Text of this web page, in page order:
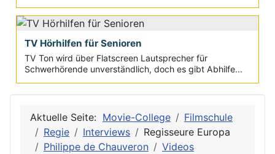
TV Hörhilfen für Senioren
TV Ton wird über Flatscreen Lautsprecher für
Schwerhörende unverständlich, doch es gibt Abhilfe...
Aktuelle Seite: Movie-College
Filmschule
Regie
Interviews
Regisseure Europa
Philippe de Chauveron
Videos